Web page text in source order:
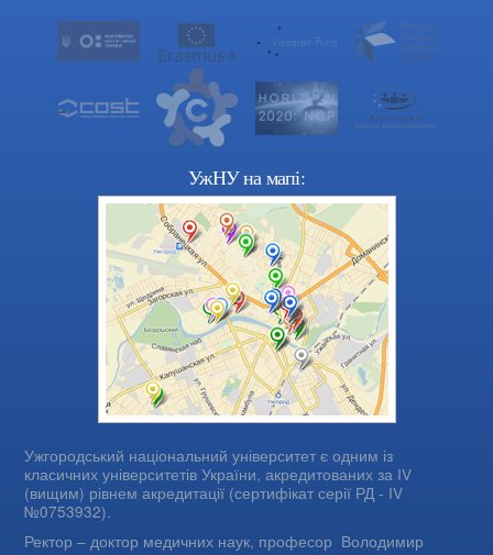
УжНУ на мапі:
Ужгородський національний університет є одним із
класичних університетів України, акредитованих за IV
(вищим) рівнем акредитації (сертифікат серії РД - IV
№0753932).
Ректор – доктор медичних наук, професор Володимир